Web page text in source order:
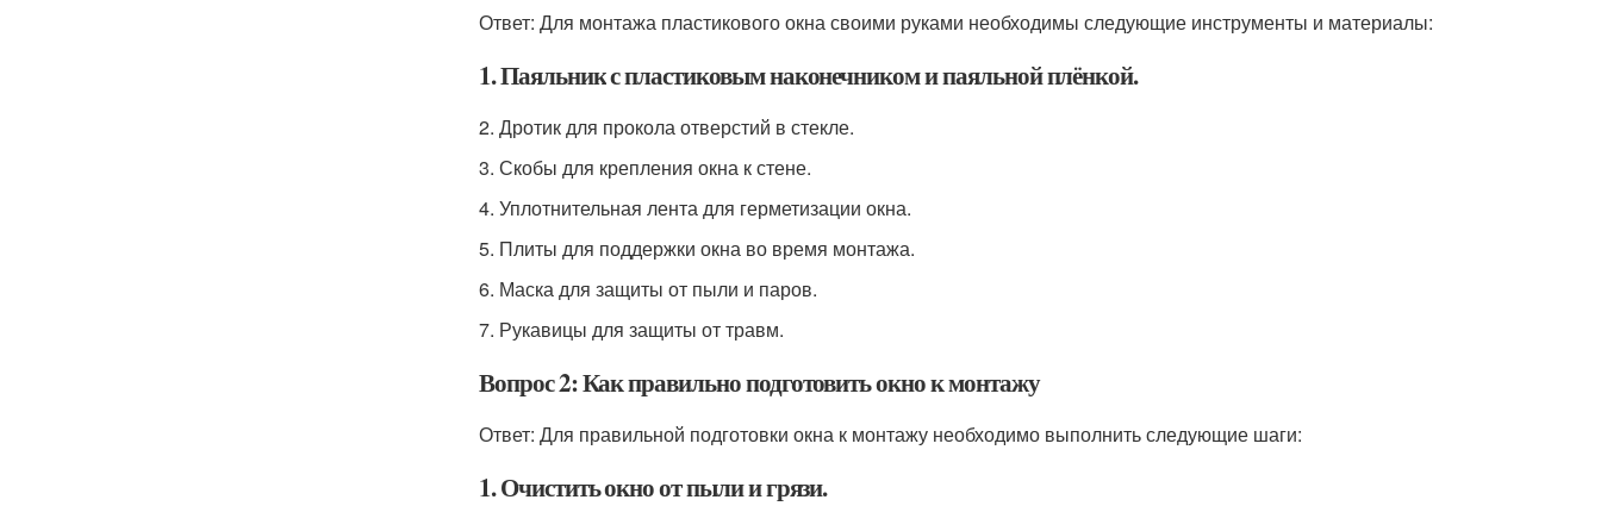
Ответ: Для монтажа пластикового окна своими руками необходимы следующие инструменты и материалы:
1. Паяльник с пластиковым наконечником и паяльной плёнкой.
2. Дротик для прокола отверстий в стекле.
3. Скобы для крепления окна к стене.
4. Уплотнительная лента для герметизации окна.
5. Плиты для поддержки окна во время монтажа.
6. Маска для защиты от пыли и паров.
7. Рукавицы для защиты от травм.
Вопрос 2: Как правильно подготовить окно к монтажу
Ответ: Для правильной подготовки окна к монтажу необходимо выполнить следующие шаги:
1. Очистить окно от пыли и грязи.